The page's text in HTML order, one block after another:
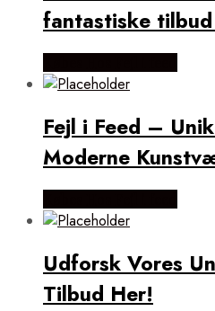
fantastiske
Fejl i Feed –
Moderne
Udforsk Vores
Tilbud Her!